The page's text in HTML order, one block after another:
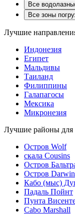
Все
Все зоны
Лучшие
Индонезия
Египет
Мальдивы
Таиланд
Филиппины
Галапагосы
Мексика
Микронезия
Лучшие районы для
Остров Wolf
скала Cousins
Остров
Остров Darwin
Кабо (мыс)
Падаль Пойнт
Пунта
Cabo Marshall